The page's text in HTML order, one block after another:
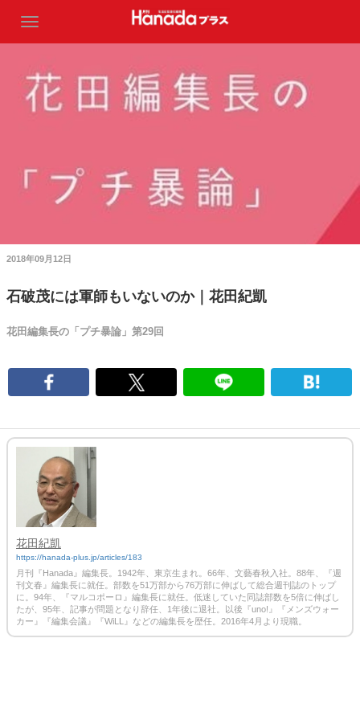
2018年09月12日
石破茂には軍師もいないのか｜花田紀凱
花田編集長の「プチ暴論」第29回
花田紀凱
https://hanada-plus.jp/articles/183
月刊『Hanada』編集長。1942年、東京生まれ。66年、文藝春秋入社。88年、『週
刊文春』編集長に就任。部数を51万部から76万部に伸ばして総合週刊誌のトップ
に。94年、『マルコポーロ』編集長に就任。低迷していた同誌部数を5倍に伸ばし
たが、95年、記事が問題となり辞任、1年後に退社。以後『uno!』『メンズウォー
カー』『編集会議』『WiLL』などの編集長を歴任。2016年4月より現職。